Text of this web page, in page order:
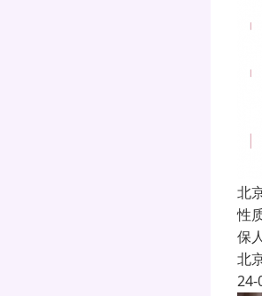
北
性
保
北
24-